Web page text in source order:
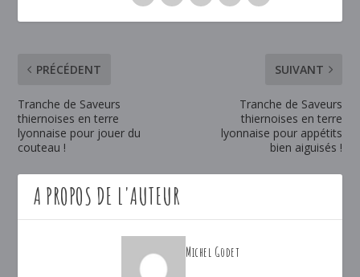
PRÉCÉDENT
Tranche de Saveurs
thiernoises en terre
lyonnaise pour jouer du
couteau !
SUIVANT
Tranche de Saveurs
thiernoises en terre
lyonnaise pour appétits
bien aiguisés !
A PROPOS DE L'AUTEUR
Michel Godet